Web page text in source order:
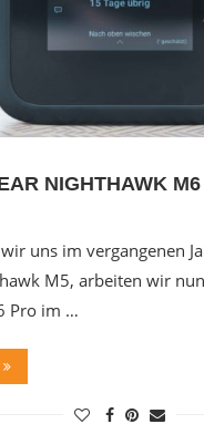
NIGHTHAWK
uns im vergangenen
M5, arbeiten wir
Pro im …